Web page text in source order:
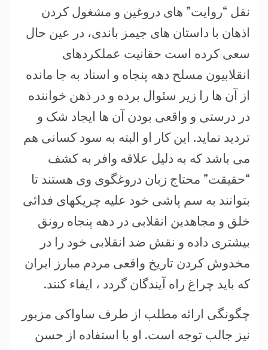
نقل “روایت” های دروغین و مشغول کردن
اذهان با داستان های جیمز باندی، در عین حال
سعی کرده است حقانیت عملکردهای
انقلابیون مسلح دهه پنجاه و اسناد به جا مانده
از آن ها را زیر سئوال برده و در ذهن خواننده
در درستی و واقعی بودن آن ها ایجاد شک و
تردید نماید. این کار او البته به سود کسانی هم
می باشد که به دلیل علاقه وافر به کشف
“حقیقت” محتاج زبان دروغگوی وی هستند تا
بتوانند به سم پاشی خود علیه چریکهای فدائی
خلق و مجاهدین انقلابی در دهه پنجاه رونق
بیشتری داده و نقش ضد انقلابی خود را در
مخدوش کردن تاریخ واقعی مردم مبارز ایران
که باید چراغ راه آیندگان گردد ، ایفاء کنند.
چگونگی ارائه مطلب از طرف ساواکی مزبور
نیز جالب توجه است. او با استفاده از حسن